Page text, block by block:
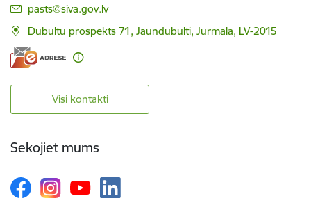
E-pasts:
pasts@siva.gov.lv
Dubultu prospekts 71, Jaundubulti, Jūrmala, LV-2015
Visi kontakti
Sekojiet mums